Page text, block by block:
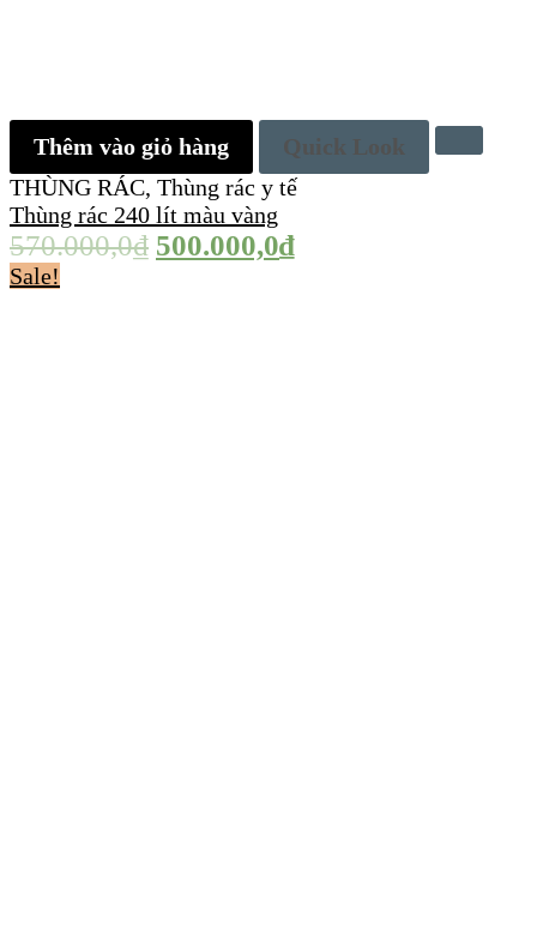
Thêm vào giỏ hàng
Quick Look
THÙNG RÁC, Thùng rác y tế
Thùng rác 240 lít màu vàng
570.000,0₫ 500.000,0₫
Sale!